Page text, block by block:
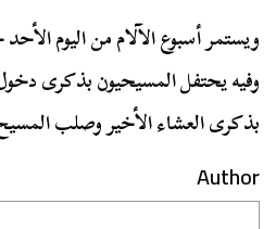
وفيه يحتفل المسيحيون بذكرى
بذكرى العشاء الأخير وصلب
Author